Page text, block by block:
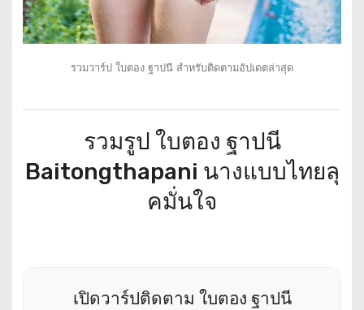
รวมวาร์ป ใบตอง ฐาปนี สำหรับติดตามอัปเดตล่าสุด
รวมรูป ใบตอง ฐาปนี
Baitongthapani นางแบบไทยลุ
คมั่นใจ
เปิดวาร์ปติดตาม ใบตอง ฐาปนี